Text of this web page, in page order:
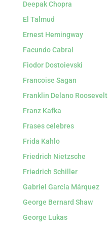
Deepak Chopra
El Talmud
Ernest Hemingway
Facundo Cabral
Fiodor Dostoievski
Francoise Sagan
Franklin Delano Roosevelt
Franz Kafka
Frases celebres
Frida Kahlo
Friedrich Nietzsche
Friedrich Schiller
Gabriel García Márquez
George Bernard Shaw
George Lukas